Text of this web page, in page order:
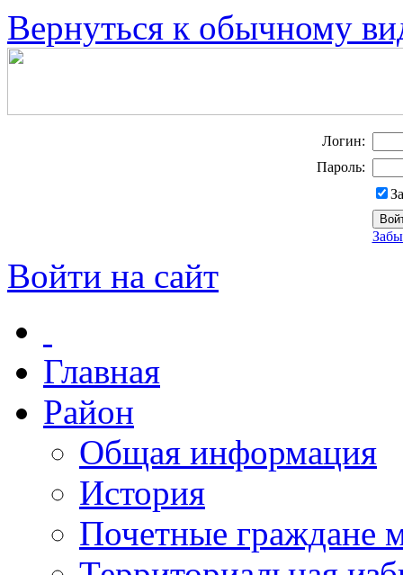
Вернуться к обычному
Логин:
Пароль:
Войти на сайт
Главная
Район
Общая информация
История
Почетные граждане